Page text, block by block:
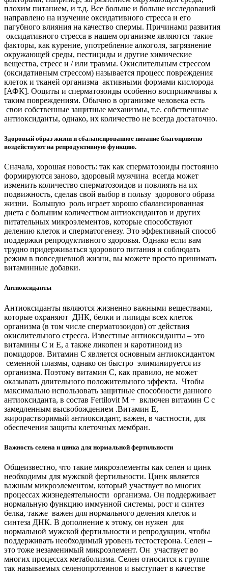
плохим питанием, и т.д. Все больше и больше исследований
направлено на изучение оксидативного стресса и его
пагубного влияния на качество спермы. Причинами развития
оксидативного стресса в нашем организме являются такие
факторы, как курение, употребление алкоголя, загрязнение
окружающей среды, пестициды и другие химические
вещества, стресс и / или травмы. Окислительным стрессом
(оксидативным стрессом) называется процесс повреждения
клеток и тканей организма активными формами кислорода
[АФК]. Ооциты и сперматозоиды особенно восприимчивы к
таким повреждениям. Обычно в организме человека есть
свои собственные защитные механизмы, т.е. собственные
антиоксиданты, однако, их количество не всегда достаточно.
Здоровый образ жизни и сбалансированное питание благоприятно
воздействуют на репродуктивную функцию.
Сначала, хорошая новость: так как сперматозоиды постоянно
формируются заново, здоровый мужчина всегда может
изменить количество сперматозоидов и повлиять на их
подвижность, сделав свой выбор в пользу здорового образа
жизни. Большую роль играет хорошо сбалансированная
диета с большим количеством антиоксидантов и других
питательных микроэлементов, которые способствуют
делению клеток и сперматогенезу. Это эффективный способ
поддержки репродуктивного здоровья. Однако если вам
трудно придерживаться здорового питания и соблюдать
режим в повседневной жизни, вы можете просто принимать
витаминные добавки.
Антиоксиданты
Антиоксиданты являются жизненно важными веществами,
которые охраняют ДНК, белки и липиды всех клеток
организма (в том числе сперматозоидов) от действия
окислительного стресса. Известные антиоксиданты – это
витамины С и Е, а также ликопен и каротиноид из
помидоров. Витамин С является основным антиоксидантом
семенной плазмы, однако он быстро элиминируется из
организма. Поэтому витамин С, как правило, не может
оказывать длительного положительного эффекта. Чтобы
максимально использовать защитные способности данного
антиоксиданта, в состав Fertilovit M + включен витамин С с
замедленным высвобождением .Витамин Е,
жирорастворимый антиоксидант, важен, в частности, для
обеспечения защиты клеточных мембран.
Важность селена и цинка для нормальной фертильности
Общеизвестно, что такие микроэлементы как селен и цинк
необходимы для мужской фертильности. Цинк является
важным микроэлементом, который участвует во многих
процессах жизнедеятельности организма. Он поддерживает
нормальную функцию иммунной системы, рост и синтез
белка, также важен для нормального деления клеток и
синтеза ДНК. В дополнение к этому, он нужен для
нормальной мужской фертильности и репродукции, чтобы
поддерживать необходимый уровень тестостерона. Селен –
это тоже незаменимый микроэлемент. Он участвует во
многих процессах метаболизма. Селен относится к группе
так называемых селенопротеинов и выступает в качестве